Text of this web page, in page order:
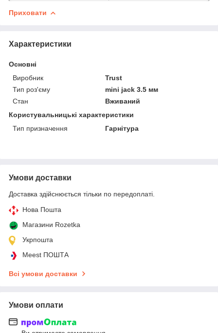
Приховати
Характеристики
Основні
Виробник
Trust
Тип роз'єму
mini jack 3.5 мм
Стан
Вживаний
Користувальницькі характеристики
Тип призначення
Гарнітура
Умови доставки
Доставка здійснюється тільки по передоплаті.
Нова Пошта
Магазини Rozetka
Укрпошта
Meest ПОШТА
Всі умови доставки
Умови оплати